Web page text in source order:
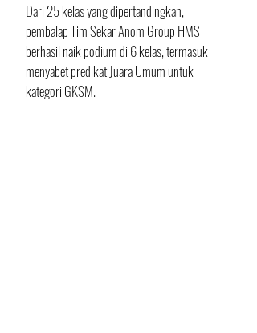
Dari 25 kelas yang dipertandingkan,
pembalap Tim Sekar Anom Group HMS
berhasil naik podium di 6 kelas, termasuk
menyabet predikat Juara Umum untuk
kategori GKSM.